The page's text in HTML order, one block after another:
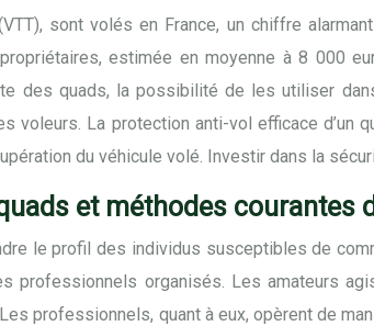
sont volés en France, un chiffre
estimée en moyenne à 8 000
des quads, la possibilité de les utiliser
La protection anti-vol efficace d’un
du véhicule volé. Investir dans la
et méthodes courantes
le profil des individus susceptibles de
organisés. Les amateurs
professionnels, quant à eux, opèrent de